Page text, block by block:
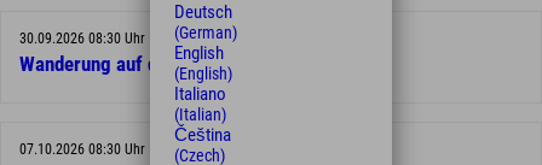
30.09.2026 08:30 Uhr
Wanderung auf den Hamberg
07.10.2026 08:30 Uhr
Deutsch
(German)
English
(English)
Italiano
(Italian)
Čeština
(Czech)